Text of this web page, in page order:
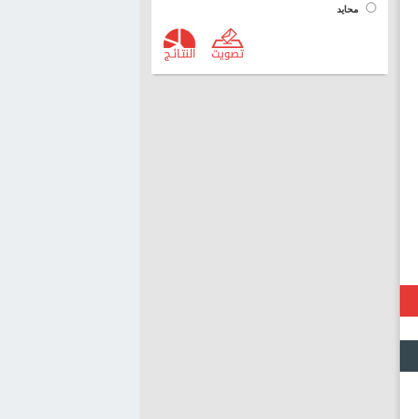
محايد
النتـائـج تصويت